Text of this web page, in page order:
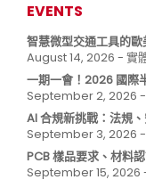
EVENTS
智慧微型交通工具的
August 14, 2026 - 實
一期一會！2026 國際
September 2, 2026 -
AI 合規新挑戰：法規
September 3, 2026 -
PCB 樣品要求、材料
September 15, 2026